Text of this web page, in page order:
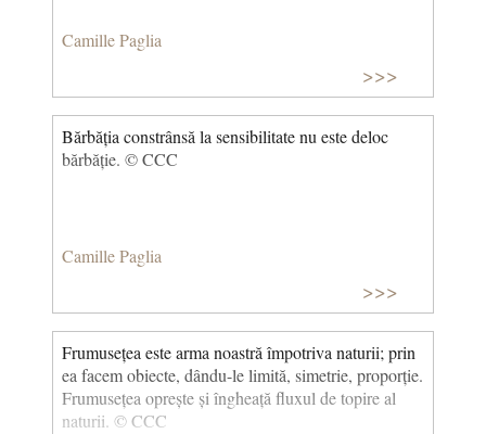
Camille Paglia
>>>
Bărbăția constrânsă la sensibilitate nu este deloc
bărbăție. © CCC
Camille Paglia
>>>
Frumusețea este arma noastră împotriva naturii; prin
ea facem obiecte, dându-le limită, simetrie, proporție.
Frumusețea oprește și îngheață fluxul de topire al
naturii. © CCC